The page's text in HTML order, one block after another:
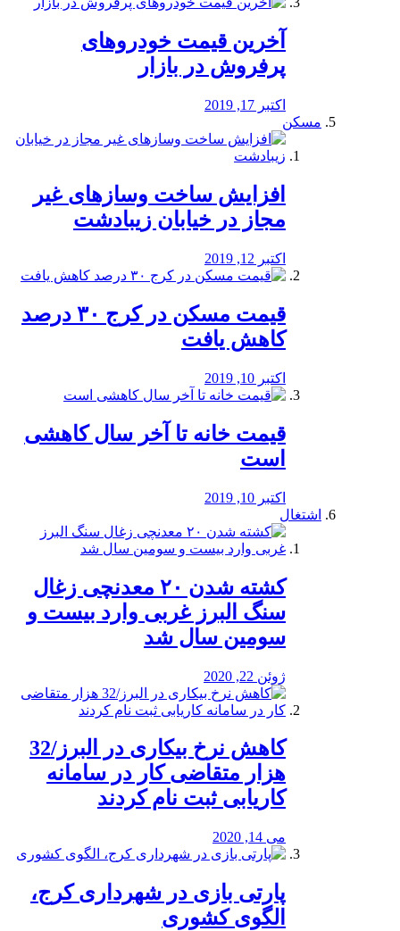
آخرین قیمت خودرو‌های
پرفروش در بازار
اکتبر 17, 2019
مسکن
افزایش ساخت وسازهای غیر
مجاز در خیابان زیبادشت
اکتبر 12, 2019
️قیمت مسکن در کرج ۳۰ درصد
کاهش یافت
اکتبر 10, 2019
قیمت خانه تا آخر سال کاهشی
است
اکتبر 10, 2019
اشتغال
کشته شدن ۲۰ معدنچی زغال
سنگ البرز غربی وارد بیست و
سومین سال شد
ژوئن 22, 2020
کاهش نرخ بیکاری در البرز/32
هزار متقاضی کار در سامانه
کاریابی ثبت نام کردند
می 14, 2020
پارتی بازی در شهرداری کرج،
الگوی کشوری